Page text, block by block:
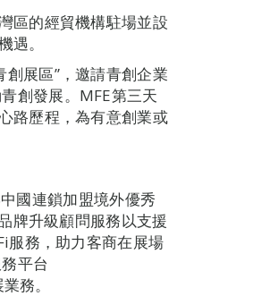
區的經貿機構駐場並設
遇。
展區”，邀請青創企業
創發展。MFE第三天
路歷程，為有意創業或
國連鎖加盟境外優秀
牌升級顧問服務以支援
服務，助力客商在展場
平台
務。